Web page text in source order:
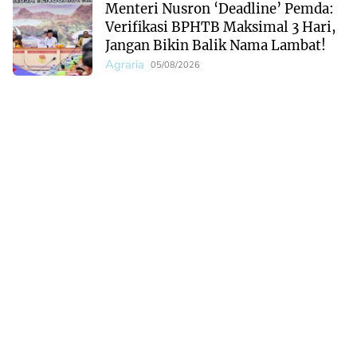
Menteri Nusron ‘Deadline’ Pemda:
Verifikasi BPHTB Maksimal 3 Hari,
Jangan Bikin Balik Nama Lambat!
Agraria 05/08/2026